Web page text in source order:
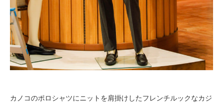
カノコのポロシャツにニットを肩掛けしたフレンチルックなカジ